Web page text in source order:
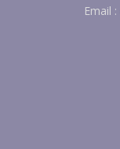
Email :